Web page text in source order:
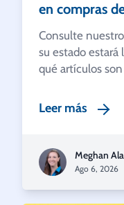
en compras
Consulte
su estado estará
qué artículos
Leer más
Meghan
Ago 6, 2026